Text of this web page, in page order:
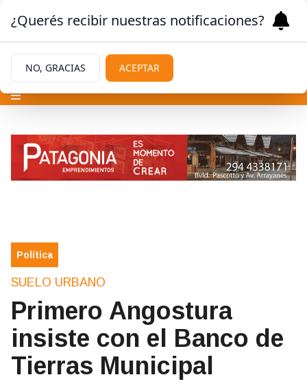
Política
SUELO URBANO
Primero Angostura
insiste con el Banco de
Tierras Municipal
¿Querés recibir nuestras notificaciones?
NO, GRACIAS ACEPTAR